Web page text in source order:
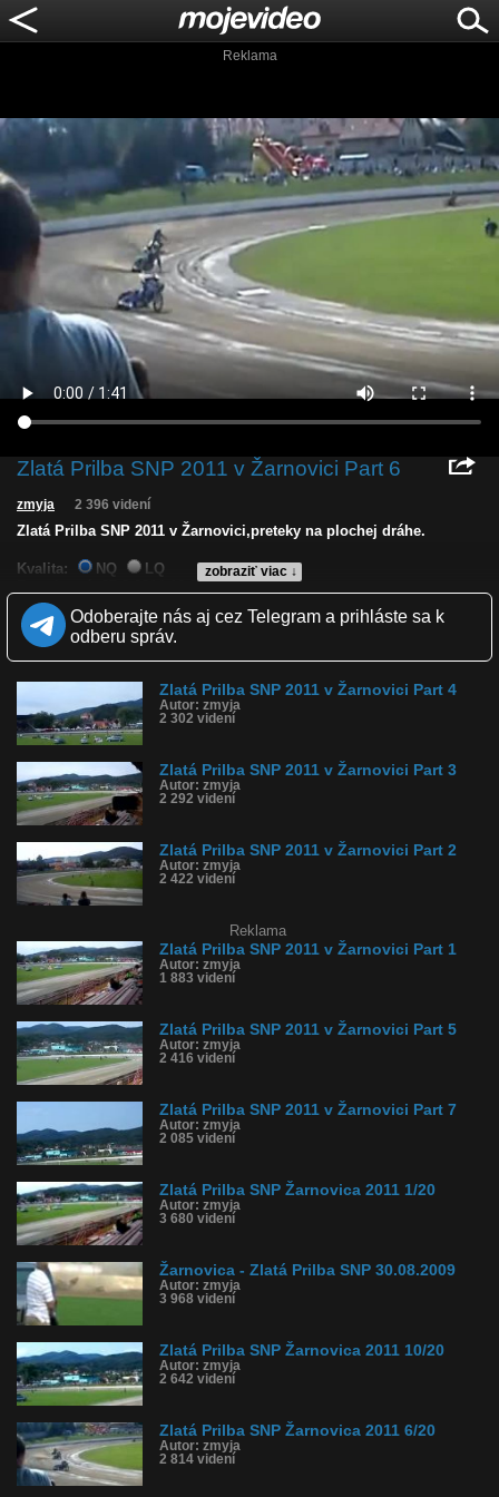
Reklama
Zlatá Prilba SNP 2011 v Žarnovici Part 6
zobraziť viac ↓
zmyja 2 396 videní
Zlatá Prilba SNP 2011 v Žarnovici,preteky na plochej dráhe.
Kvalita: NQ
LQ
Zverejnené: 27.8.2014 12:02
Páči sa: 0% (0 hlasov)
Obľúbené: 0
Komentárov: 0
Dľžka: 1:41
Tagy: zlatá prilba, snp, 2011, žarnovica, preteky, plochá dráha
História sledovanosti videa:
Odoberajte nás aj cez Telegram a prihláste sa k
odberu správ.
Zlatá Prilba SNP 2011 v Žarnovici Part 4
Autor: zmyja
2 302 videní
Zlatá Prilba SNP 2011 v Žarnovici Part 3
Autor: zmyja
2 292 videní
Zlatá Prilba SNP 2011 v Žarnovici Part 2
Autor: zmyja
2 422 videní
Reklama
Zlatá Prilba SNP 2011 v Žarnovici Part 1
Autor: zmyja
1 883 videní
Zlatá Prilba SNP 2011 v Žarnovici Part 5
Autor: zmyja
2 416 videní
Zlatá Prilba SNP 2011 v Žarnovici Part 7
Autor: zmyja
2 085 videní
Zlatá Prilba SNP Žarnovica 2011 1/20
Autor: zmyja
3 680 videní
Žarnovica - Zlatá Prilba SNP 30.08.2009
Autor: zmyja
3 968 videní
Zlatá Prilba SNP Žarnovica 2011 10/20
Autor: zmyja
2 642 videní
Zlatá Prilba SNP Žarnovica 2011 6/20
Autor: zmyja
2 814 videní